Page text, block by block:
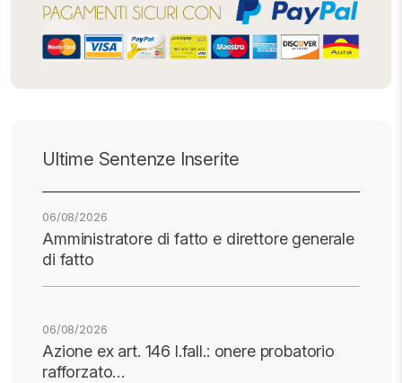
Ultime Sentenze Inserite
06/08/2026
Amministratore di fatto e direttore generale
di fatto
06/08/2026
Azione ex art. 146 l.fall.: onere probatorio
rafforzato…